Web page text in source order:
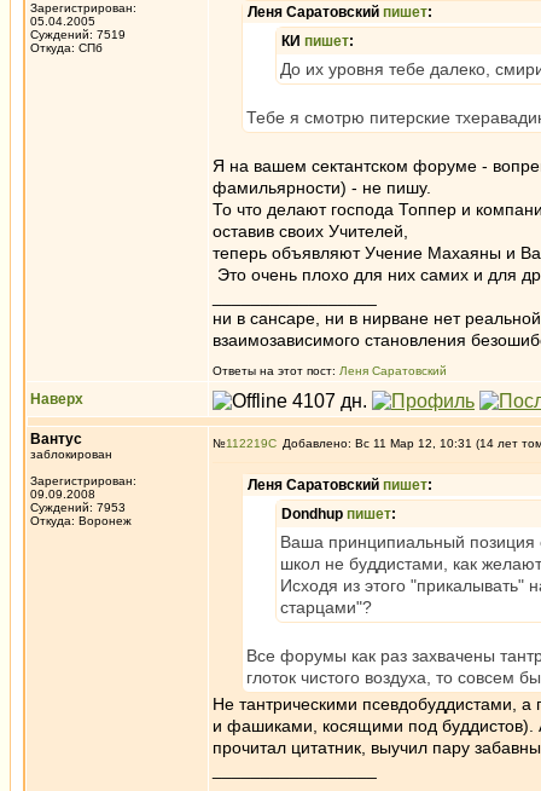
Зарегистрирован:
05.04.2005
Суждений: 7519
Откуда: СПб
Леня Саратовский пишет:
КИ пишет:
До их уровня тебе далеко,
Тебе я смотрю питерские
Я на вашем сектантском форуме -
фамильярности) - не пишу.
То что делают господа Топпер и
оставив своих Учителей,
теперь объявляют Учение Махаяны и
Это очень плохо для них самих и для
ни в сансаре, ни в нирване нет
взаимозависимого становления
Ответы на этот пост: Леня Саратовский
Наверх
Вантус
заблокирован
Зарегистрирован:
09.09.2008
Суждений: 7953
Откуда: Воронеж
№112219 Добавлено: Вс 11 Мар 12, 10:31 (14 лет
Леня Саратовский пишет:
Dondhup пишет:
Ваша принципиальный позиция
школ не буддистами, как
Исходя из этого "прикалывать"
старцами"?
Все форумы как раз захвачены
глоток чистого воздуха, то совсем
Не тантрическими псевдобуддистами,
и фашиками, косящими под буддистов).
прочитал цитатник, выучил пару